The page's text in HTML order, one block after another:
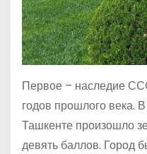
Первое – наследие
годов прошлого века.
Ташкенте произошло
девять баллов. Город